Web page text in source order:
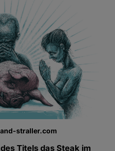
straller.com
Titels das Steak im